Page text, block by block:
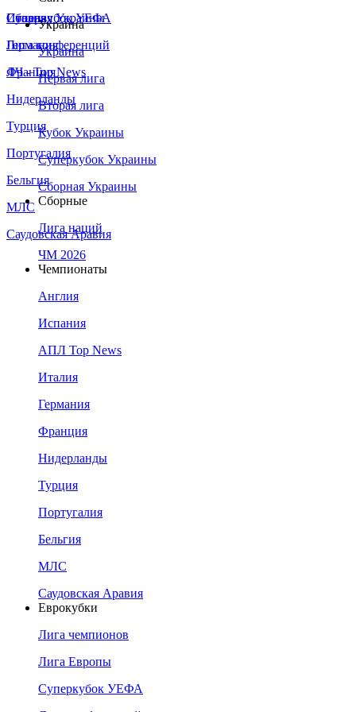
Сборная Украины
Италия
Германия
Франция
Нидерланды
Турция
Португалия
Бельгия
МЛС
Саудовская Аравия
Суперкубок УЕФА
Лига конференций
ЛЧ - Top News
Украина
Украина
Первая лига
Вторая лига
Кубок Украины
Суперкубок Украины
Сборная Украины
Сборные
Лига наций
ЧМ 2026
Чемпионаты
Англия
Испания
АПЛ Top News
Италия
Германия
Франция
Нидерланды
Турция
Португалия
Бельгия
МЛС
Саудовская Аравия
Еврокубки
Лига чемпионов
Лига Европы
Суперкубок УЕФА